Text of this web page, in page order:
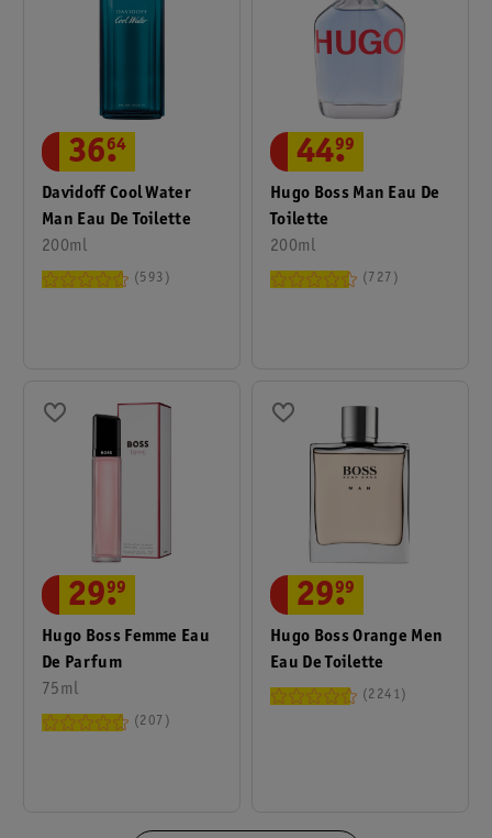
Davidoff Cool Water
Man Eau De Toilette
200ml
36.
64
593
Hugo Boss Man Eau De
Toilette
200ml
44.
99
727
Hugo Boss Femme Eau
De Parfum
75ml
29.
99
207
Hugo Boss Orange Men
Eau De Toilette
29.
99
2241